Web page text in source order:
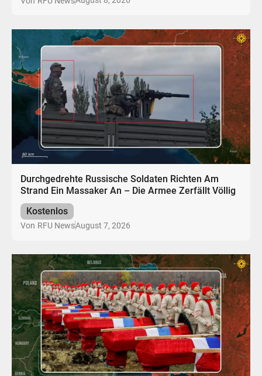
Durchgedrehte Russische Soldaten Richten Am
Strand Ein Massaker An – Die Armee Zerfällt Völlig
Kostenlos
Von RFU NewsAugust 7, 2026